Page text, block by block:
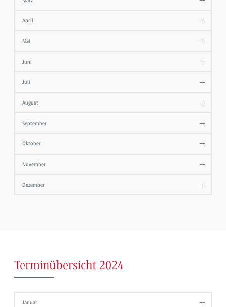
April
Mai
Juni
Juli
August
September
Oktober
November
Dezember
Terminübersicht 2024
Januar